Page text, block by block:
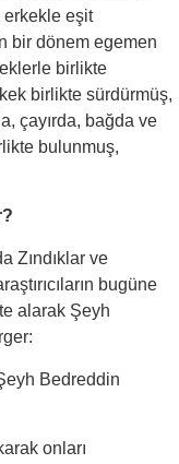
erkekle eşit
bir dönem egemen
birlikte
birlikte sürdürmüş,
çayırda, bağda ve
bulunmuş,
Zındıklar ve
bugüne
alarak Şeyh
Bedreddin
onları